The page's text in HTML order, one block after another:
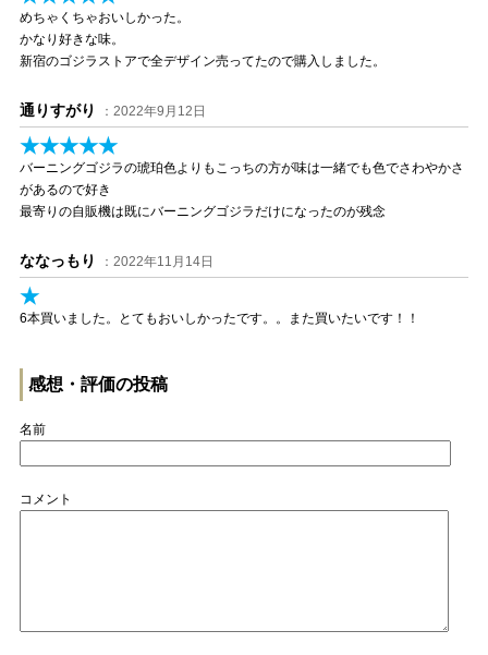
めちゃくちゃおいしかった。
かなり好きな味。
新宿のゴジラストアで全デザイン売ってたので購入しました。
通りすがり ：2022年9月12日
★★★★★
バーニングゴジラの琥珀色よりもこっちの方が味は一緒でも色でさわやかさ
があるので好き
最寄りの自販機は既にバーニングゴジラだけになったのが残念
ななっもり ：2022年11月14日
★
6本買いました。とてもおいしかったです。。また買いたいです！！
感想・評価の投稿
名前
コメント